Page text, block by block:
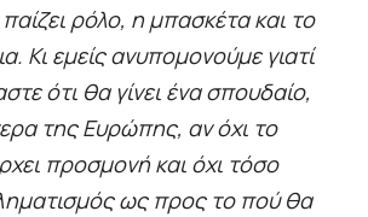
ρόλο, η μπασκέτα και το
Κι εμείς ανυπομονούμε γιατί
ότι θα γίνει ένα σπουδαίο,
της Ευρώπης, αν όχι το
προσμονή και όχι τόσο
ως προς το πού θα